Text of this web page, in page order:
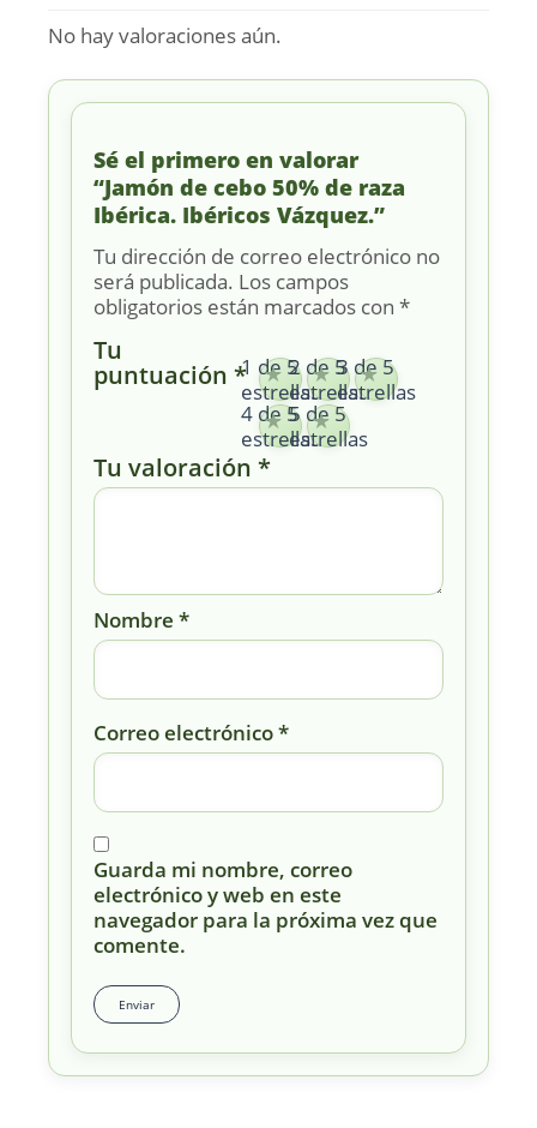
No hay valoraciones aún.
Sé el primero en valorar
“Jamón de cebo 50% de raza
Ibérica. Ibéricos Vázquez.”
Tu dirección de correo electrónico no
será publicada. Los campos
obligatorios están marcados con *
Tu
puntuación *1 de 5
estrellas
2 de 5
estrellas
3 de 5
estrellas
4 de 5
estrellas
5 de 5
estrellas
Tu valoración *
Nombre *
Correo electrónico*
Guarda mi nombre, correo
electrónico y web en este
navegador para la próxima vez que
comente.